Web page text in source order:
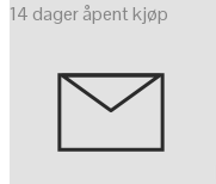
14 dager åpent kjøp